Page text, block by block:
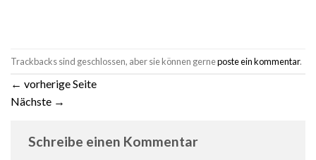
Trackbacks sind geschlossen, aber sie können gerneposte ein kommentar.
← vorherige Seite
Nächste →
Schreibe einen Kommentar